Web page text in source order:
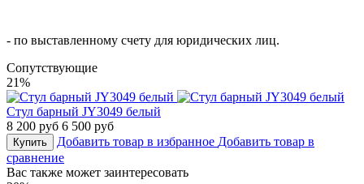
- по выставленному счету для юридических лиц.
Cопутствующие
21%
Стул барный JY3049 белый
8 200 руб 6 500 руб
Купить Добавить товар в избранное Добавить товар в
сравнение
Вас также может заинтересовать